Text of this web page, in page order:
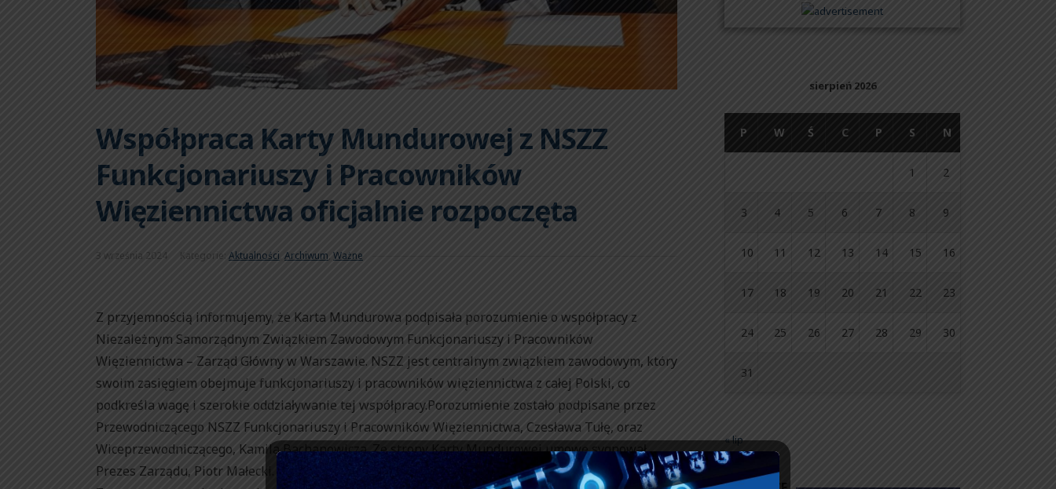
Współpraca Karty Mundurowej z NSZZ
Funkcjonariuszy i Pracowników
Więziennictwa oficjalnie rozpoczęta
3 września 2024 Kategorie: Aktualności Archiwum, Ważne
Z przyjemnością informujemy, że Karta Mundurowa podpisała porozumienie o współpracy z
Niezależnym Samorządnym Związkiem Zawodowym Funkcjonariuszy i Pracowników
Więziennictwa – Zarząd Główny w Warszawie. NSZZ jest centralnym związkiem zawodowym, który
swoim zasięgiem obejmuje funkcjonariuszy i pracowników więziennictwa z całej Polski, co
podkreśla wagę i szerokie oddziaływanie tej współpracy.Porozumienie zostało podpisane przez
Przewodniczącego NSZZ Funkcjonariuszy i Pracowników Więziennictwa, Czesława Tułę, oraz
Wiceprzewodniczącego, Kamila Bachanowicza. Ze strony Karty Mundurowej umowę sygnował
Prezes Zarządu, Piotr Małecki.
sierpień 2026
P W Ś C P S N
1 2
3 4 5 6 7 8 9
10 11 12 13 14 15 16
17 18 19 20 21 22 23
24 25 26 27 28 29 30
31
« lip